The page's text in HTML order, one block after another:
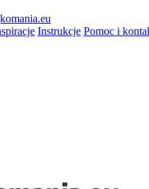
Instrukcje Pomoc i